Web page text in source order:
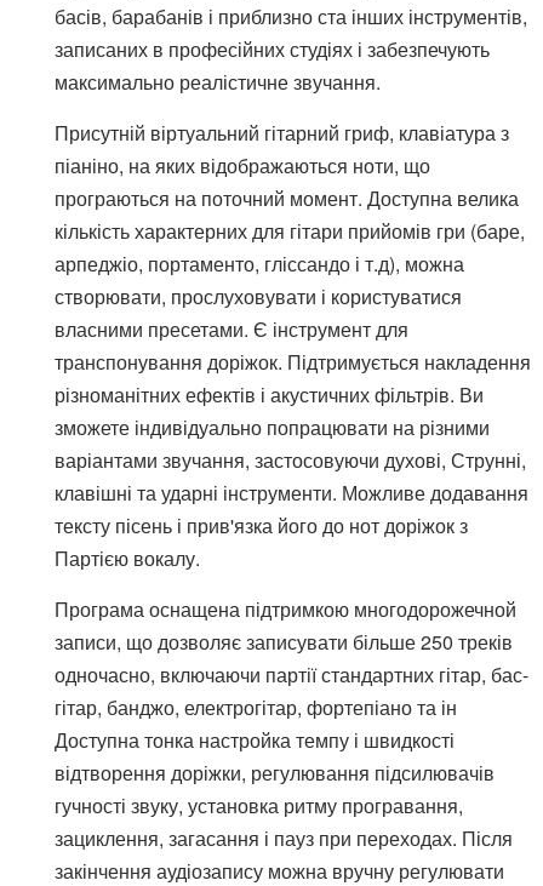
басів, барабанів і приблизно ста інших інструментів,
записаних в професійних студіях і забезпечують
максимально реалістичне звучання.
Присутній віртуальний гітарний гриф, клавіатура з
піаніно, на яких відображаються ноти, що
програються на поточний момент. Доступна велика
кількість характерних для гітари прийомів гри (баре,
арпеджіо, портаменто, гліссандо і т.д), можна
створювати, прослуховувати і користуватися
власними пресетами. Є інструмент для
транспонування доріжок. Підтримується накладення
різноманітних ефектів і акустичних фільтрів. Ви
зможете індивідуально попрацювати на різними
варіантами звучання, застосовуючи духові, Струнні,
клавішні та ударні інструменти. Можливе додавання
тексту пісень і прив'язка його до нот доріжок з
Партією вокалу.
Програма оснащена підтримкою многодорожечной
записи, що дозволяє записувати більше 250 треків
одночасно, включаючи партії стандартних гітар, бас-
гітар, банджо, електрогітар, фортепіано та ін
Доступна тонка настройка темпу і швидкості
відтворення доріжки, регулювання підсилювачів
гучності звуку, установка ритму програвання,
зациклення, загасання і пауз при переходах. Після
закінчення аудіозапису можна вручну регулювати